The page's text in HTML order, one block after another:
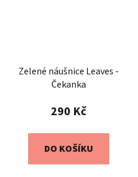
Zelené náušnice Leaves -
Čekanka
290 Kč
DO KOŠÍKU